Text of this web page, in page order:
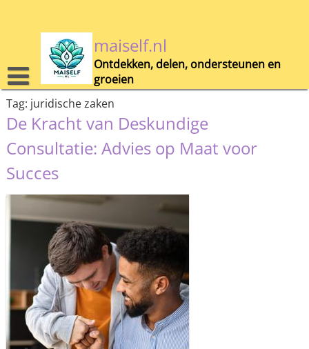
maiself.nl
Ontdekken, delen, ondersteunen en
groeien
Tag: juridische zaken
De Kracht van Deskundige
Consultatie: Advies op Maat voor
Succes